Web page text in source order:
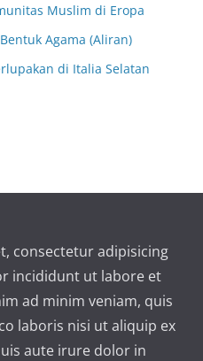
Muslim di Eropa
Agama (Aliran)
di Italia Selatan
consectetur adipisicing
incididunt ut labore et
ad minim veniam, quis
laboris nisi ut aliquip ex
aute irure dolor in